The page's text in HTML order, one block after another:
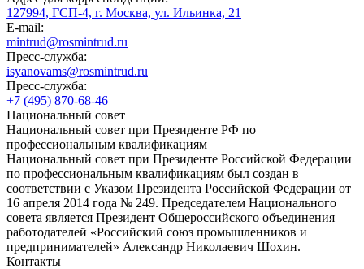
127994, ГСП-4, г. Москва, ул. Ильинка, 21
E-mail:
mintrud@rosmintrud.ru
Пресс-служба:
isyanovams@rosmintrud.ru
Пресс-служба:
+7 (495) 870-68-46
Национальный совет
Национальный совет при Президенте РФ по
профессиональным квалификациям
Национальный совет при Президенте Российской Федерации
по профессиональным квалификациям был создан в
соответствии с Указом Президента Российской Федерации от
16 апреля 2014 года № 249. Председателем Национального
совета является Президент Общероссийского объединения
работодателей «Российский союз промышленников и
предпринимателей» Александр Николаевич Шохин.
Контакты